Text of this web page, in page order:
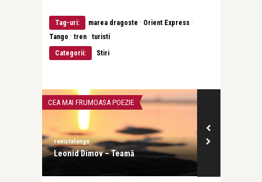
Tag-uri: marea dragoste · Orient Express ·
Tango · tren · turisti
Categorii:
Stiri
CEA MAI FRUMOASA POEZIE
revistatango
Leonid Dimov – Teamă